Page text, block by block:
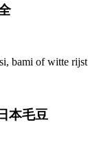
bami of witte rijst
本毛豆